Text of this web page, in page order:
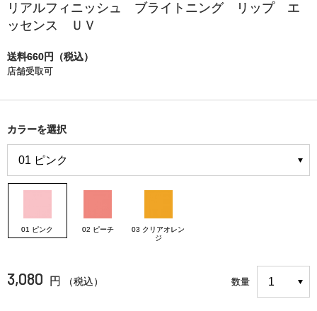
リアルフィニッシュ ブライトニング リップ エ
ッセンス ＵＶ
送料660円（税込）
店舗受取可
カラーを選択
01 ピンク 02 ピーチ
03 クリアオレン
ジ
3,080 円 （税込） 数量